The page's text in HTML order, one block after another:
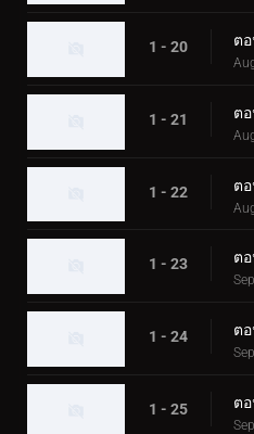
1 - 20
1 - 21
1 - 22
1 - 23
1 - 24
1 - 25 ต